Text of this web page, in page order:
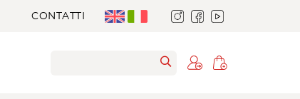
CONTATTI